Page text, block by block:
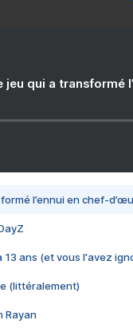
jeu qui a transformé
l’ennui en chef-
13 ans (et vous l'avez
(littéralement)
Rayan